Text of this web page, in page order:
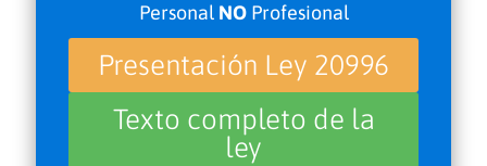
Personal NOProfesional
Presentación Ley 20996
Texto completo de la
ley